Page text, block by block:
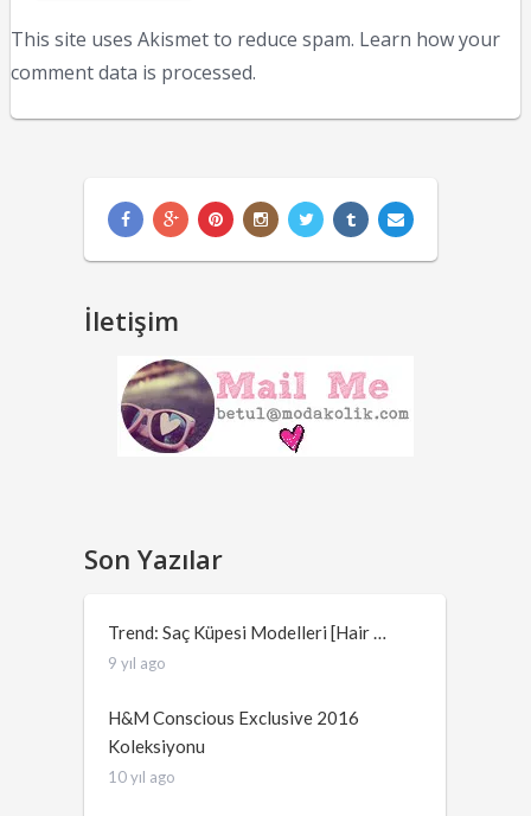
This site uses Akismet to reduce spam. Learn how your
comment data is processed.
İletişim
Son Yazılar
Trend: Saç Küpesi Modelleri [Hair …
9 yıl ago
H&M Conscious Exclusive 2016
Koleksiyonu
10 yıl ago